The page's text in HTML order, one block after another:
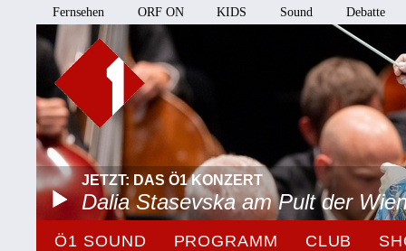
Fernsehen ORF ON KIDS Sound Debatte
JETZT: DAS Ö1 KONZERT
Dalia Stasevska am Pult der
Ö1 SOUND PROGRAMM CLUB